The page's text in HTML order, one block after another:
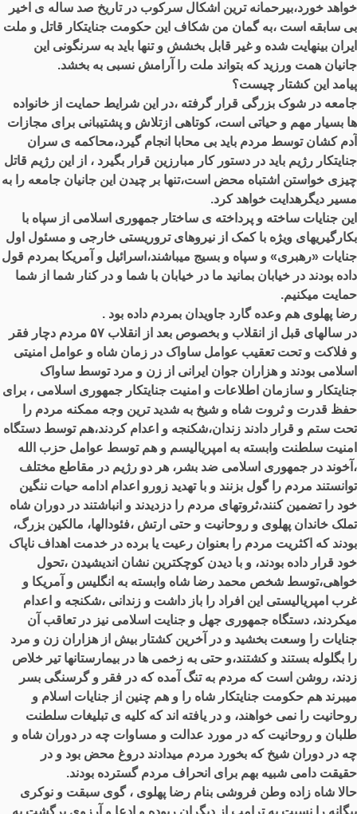
خواهد خورد،بیرحمانه ترین اشکال سرکوب در تاریخ صد ساله ی اخیر
بی سابقه است ،به گمان من شکاف این حکومت جنایتکار قاتل و ملت
ایران بینهایت شده و غیر قابل بخشش و تنها باید به سرنگونی این
جانیان همت ورزید که بتواند ملت را آرامش نسبی به بخشد.
پیامد این کشتار چیست؟
جامعه در شوک بزرگی قرار گرفته ،در این شرایط حمایت از خانواده
ها بسیار مهم و حیاتی است، کوتاهی ازتلاش و پشتیبانی برای مجازات
آدم کشان توسط مردم باید بی محابا انجام گیرد،محاکمه ی سران
جنایتکار رژیم باید در دستور کار مبارزین قرار بگیرد ، از این رژیم قاتل
چیزی خواستن اشتباه محض است،تنها بر چیدن این جانیان جامعه را به
مسیر دیگرهدایت خواهد کرد.
این جنایات ساخته و پرداخته ی ساختار جمهوری اسلامی از سپاه با
بکارگیریهای ویژه با کمک از نیروهای تروریستی خارجی و مسئول اول
جنایات «رهبری» و سپاه و بسیج میباشند،اسرائیل و آمریکا بمردم قول
داده بودند در خیابان بمانید ما در خیابان با شما و در کنار شما از شما
حمایت میکنیم.
رضا پهلوی هم وعده گارد جاویدان بمردم داده بود .
در سالهای قبل از انقلاب و بخصوص بعد از انقلاب ۵۷ مردم دچار فقر
و فلاکت و تحت تعقیب عوامل ساواک در زمان شاه و عوامل امنیتی
اسلامی بودند و هزاران جوان ایرانی از زن و مرد توسط ساواک
جنایتکار و سازمان اطلاعات و امنیت جنایتکار جمهوری اسلامی ، برای
حفظ قدرت و ثروت شاه و شیخ به شدید ترین وجه ممکنه مردم را
تحت ستم و قرار دادند زندان،شکنجه و اعدام کردند،هم توسط دستگاه
امنیت سلطنت وابسته به امپریالیسم و هم توسط عوامل حزب الله
،آخوند در جمهوری اسلامی ضد بشر، هر دو رژیم در مقاطع مختلف
توانستند مردم را گول بزنند و با تهدید زورو اعدام ادامه حیات ننگین
خود را تضمین کنند،ثروتهای مردم را دزدیدند و انباشتند در دوران شاه
تملک خاندان پهلوی و روحانیت و حتی ارتش ،فئودالها، مالکین بزرگ،
بودند که اکثریت مردم را بعنوان رعیت یا برده در خدمت اهداف ناپاک
خود قرار داده بودند، و با دیدن کوچکترین نشان اندیشیدن ،تحول
خواهی،توسط شخص محمد رضا شاه وابسته به انگلیس و آمریکا و
غرب امپریالیستی این افراد را باز داشت و زندانی ،شکنجه و اعدام
میکردند، دستگاه جمهوری جهل و جنایت اسلامی نیز در تعاقب آن
جنایات را وسعت بخشید و در آخرین کشتار بیش از هزاران زن و مرد
را بگلوله بستند و کشتند،و حتی به زخمی ها در بیمارستانها تیر خلاص
زدند، روشن است که مردم به تنگ آمده که در فقر و گرسنگی بسر
میبرند هم حکومت جنایتکار شاه را و هم چنین از جنایات اسلام و
روحانیت را نمی خواهند، و در یافته اند که کلیه ی تبلیغات سلطنت
طلبان و روحانیت که در مورد عدالت و مساوات چه در دوران شاه و
چه در دوران شیخ که بخورد مردم میدادند دروغ محض بود و در
حقیقت دامی شبیه بهم برای انحراف مردم گسترده بودند.
حالا شاه زاده وطن فروشی بنام رضا پهلوی ، گوی سبقت و نوکری